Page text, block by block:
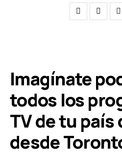
Imagínate
todos los
TV de tu país
desde